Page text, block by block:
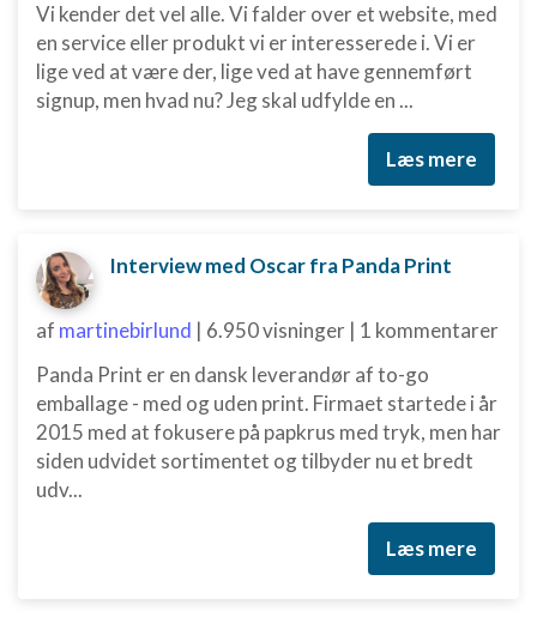
Vi kender det vel alle. Vi falder over et website, med
en service eller produkt vi er interesserede i. Vi er
lige ved at være der, lige ved at have gennemført
signup, men hvad nu? Jeg skal udfylde en ...
Læs mere
Interview med Oscar fra Panda Print
af martinebirlund | 6.950 visninger | 1 kommentarer
Panda Print er en dansk leverandør af to-go
emballage - med og uden print. Firmaet startede i år
2015 med at fokusere på papkrus med tryk, men har
siden udvidet sortimentet og tilbyder nu et bredt
udv...
Læs mere